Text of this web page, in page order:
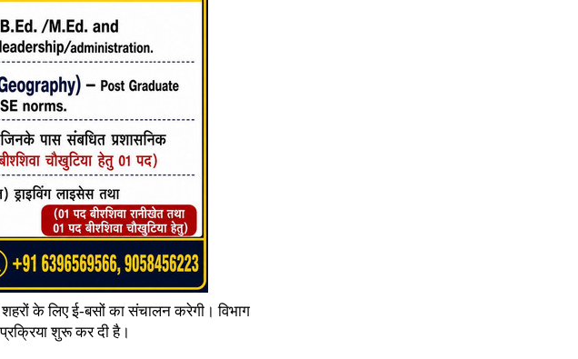
के लिए ई-बसों का संचालन करेगी। विभाग
शुरू कर दी है।